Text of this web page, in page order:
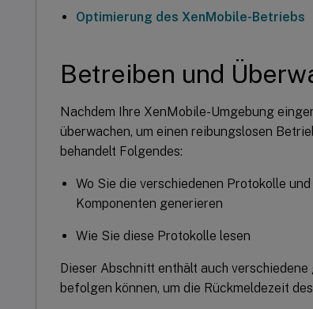
Optimierung des XenMobile-Betriebs
Betreiben und
Nachdem Ihre XenMobile-Umgebung
überwachen, um einen reibungslosen
behandelt Folgendes:
Wo Sie die verschiedenen Protokolle
Komponenten generieren
Wie Sie diese Protokolle lesen
Dieser Abschnitt enthält auch
befolgen können, um die Rückmeldezeit